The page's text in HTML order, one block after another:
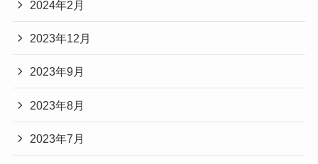
2024年2月
2023年12月
2023年9月
2023年8月
2023年7月